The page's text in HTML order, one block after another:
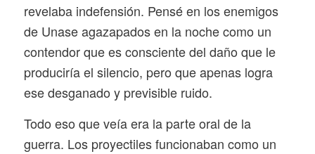
revelaba indefensión. Pensé en los enemigos
de Unase agazapados en la noche como un
contendor que es consciente del daño que le
produciría el silencio, pero que apenas logra
ese desganado y previsible ruido.
Todo eso que veía era la parte oral de la
guerra. Los proyectiles funcionaban como un